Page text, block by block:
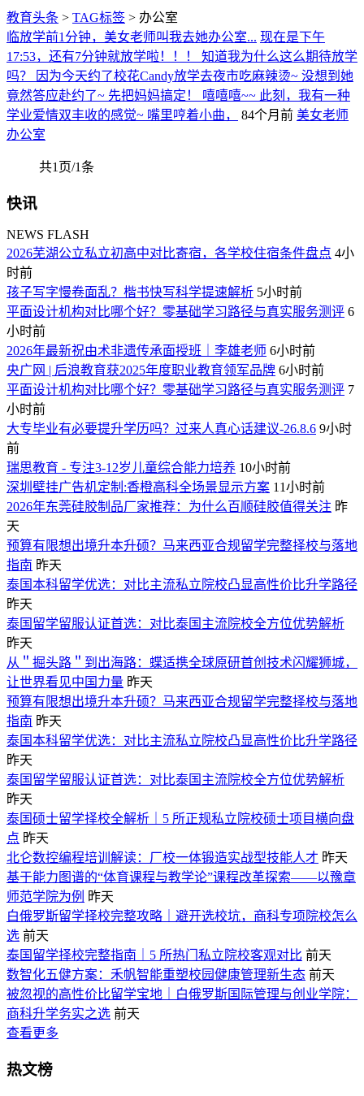
教育头条 > TAG标签 > 办公室
临放学前1分钟，美女老师叫我去她办公室... 现在是下午
17:53，还有7分钟就放学啦！！！ 知道我为什么这么期待放学
吗？ 因为今天约了校花Candy放学去夜市吃麻辣烫~ 没想到她
竟然答应赴约了~ 先把妈妈搞定！ 嘻嘻嘻~~ 此刻，我有一种
学业爱情双丰收的感觉~ 嘴里哼着小曲，
84个月前 美女老师
办公室
共1页/1条
快讯
NEWS FLASH
2026芜湖公立私立初高中对比寄宿，各学校住宿条件盘点 4小
时前
孩子写字慢卷面乱？楷书快写科学提速解析 5小时前
平面设计机构对比哪个好？零基础学习路径与真实服务测评 6
小时前
2026年最新祝由术非遗传承面授班｜李雄老师 6小时前
央广网 | 后浪教育获2025年度职业教育领军品牌 6小时前
平面设计机构对比哪个好？零基础学习路径与真实服务测评 7
小时前
大专毕业有必要提升学历吗？过来人真心话建议-26.8.6 9小时
前
瑞思教育 - 专注3-12岁儿童综合能力培养 10小时前
深圳壁挂广告机定制:香橙高科全场景显示方案 11小时前
2026年东莞硅胶制品厂家推荐：为什么百顺硅胶值得关注 昨
天
预算有限想出境升本升硕？马来西亚合规留学完整择校与落地
指南 昨天
泰国本科留学优选：对比主流私立院校凸显高性价比升学路径
昨天
泰国留学留服认证首选：对比泰国主流院校全方位优势解析
昨天
从＂掘头路＂到出海路：蝶适携全球原研首创技术闪耀狮城，
让世界看见中国力量 昨天
预算有限想出境升本升硕？马来西亚合规留学完整择校与落地
指南 昨天
泰国本科留学优选：对比主流私立院校凸显高性价比升学路径
昨天
泰国留学留服认证首选：对比泰国主流院校全方位优势解析
昨天
泰国硕士留学择校全解析｜5 所正规私立院校硕士项目横向盘
点 昨天
北仑数控编程培训解读：厂校一体锻造实战型技能人才 昨天
基于能力图谱的“体育课程与教学论”课程改革探索——以豫章
师范学院为例 昨天
白俄罗斯留学择校完整攻略｜避开选校坑，商科专项院校怎么
选 前天
泰国留学择校完整指南｜5 所热门私立院校客观对比 前天
数智化五健方案：禾帆智能重塑校园健康管理新生态 前天
被忽视的高性价比留学宝地｜白俄罗斯国际管理与创业学院：
商科升学务实之选 前天
查看更多
热文榜